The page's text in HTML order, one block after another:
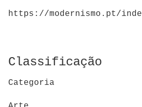
https://modernismo.pt/
Classificação
Categoria